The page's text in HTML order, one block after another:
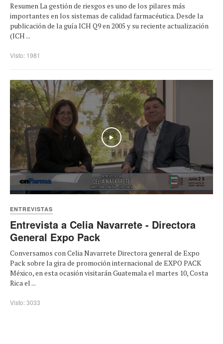
Resumen La gestión de riesgos es uno de los pilares más
importantes en los sistemas de calidad farmacéutica. Desde la
publicación de la guía ICH Q9 en 2005 y su reciente actualización
(ICH ...
Visto: 1981
Play
ENTREVISTAS
Entrevista a Celia Navarrete - Directora
General Expo Pack
Conversamos con Celia Navarrete Directora general de Expo
Pack sobre la gira de promoción internacional de EXPO PACK
México, en esta ocasión visitarán Guatemala el martes 10, Costa
Rica el ...
Visto: 3033